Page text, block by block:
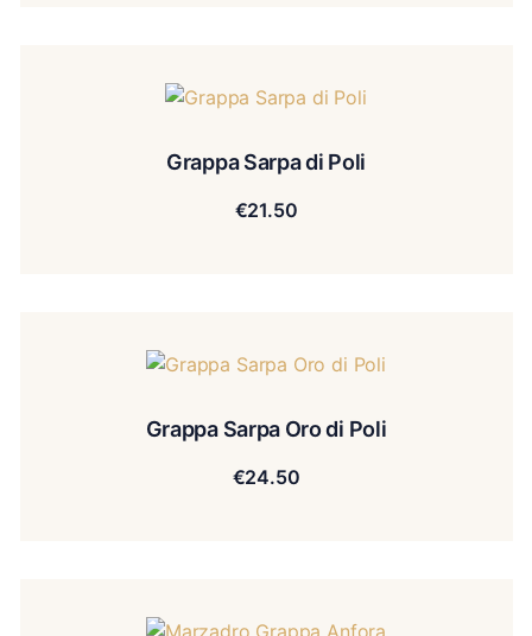
Grappa Sarpa di Poli
€21.50
Grappa Sarpa Oro di Poli
€24.50